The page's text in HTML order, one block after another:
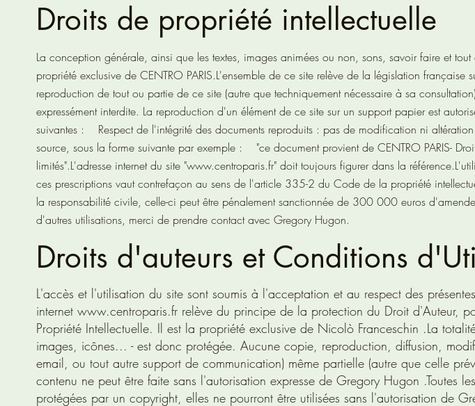
Droits de propriété intellectuelle
La conception générale, ainsi que les textes, images animées ou non, sons, savoir faire et tout
propriété exclusive de CENTRO PARIS.L'ensemble de ce site relève de la législation française
reproduction de tout ou partie de ce site (autre que techniquement nécessaire à sa
expressément interdite. La reproduction d'un élément de ce site sur un support papier est
suivantes :
Respect de l'intégrité des documents reproduits : pas de modification ni
source, sous la forme suivante par exemple :
"ce document provient de CENTRO PARIS-
limités".L'adresse internet du site "www.centroparis.fr" doit toujours figurer dans la référence.
ces prescriptions vaut contrefaçon au sens de l'article 335-2 du Code de la propriété
la responsabilité civile, celle-ci peut être pénalement sanctionnée de 300 000 euros
d'autres utilisations, merci de prendre contact avec Gregory Hugon.
Droits d'auteurs et Conditions
L'accès et l'utilisation du site sont soumis à l'acceptation et au respect des
internetwww.centroparis.fr relève du principe de la protection du Droit d'Auteur,
Propriété Intellectuelle. Il est la propriété exclusive de Nicolò Franceschin .La
images, icônes... - est donc protégée. Aucune copie, reproduction, diffusion,
email, ou tout autre support de communication) même partielle (autre que celle
contenu ne peut être faite sans l'autorisation expresse de Gregory Hugon .Toutes
protégées par un copyright, elles ne pourront être utilisées sans l'autorisation de